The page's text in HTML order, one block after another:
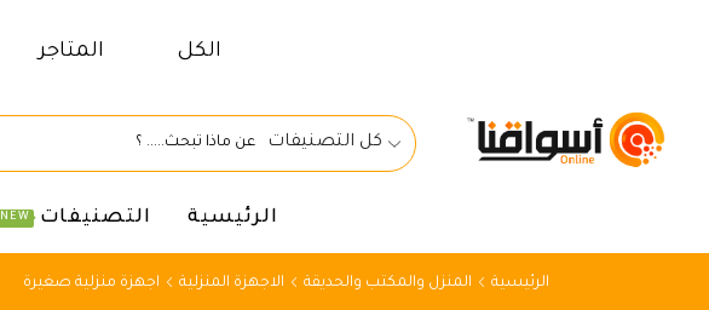
الكل المتاجر
كل التصنيفات
الرئيسية التصنيفات NEW
الرئيسية المنزل والمكتب والحديقة الاجهزة المنزلية اجهزة منزلية صغيرة